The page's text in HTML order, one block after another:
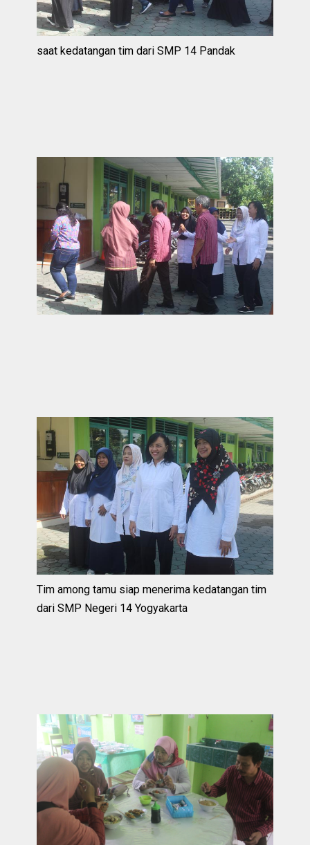
saat kedatangan tim dari SMP 14 Pandak
Tim among tamu siap menerima kedatangan tim
dari SMP Negeri 14 Yogyakarta